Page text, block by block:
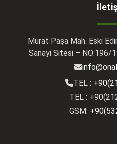
Murat Paşa Mah. Eski
Sanayi Sitesi – NO:196/
TEL :
TEL :
GSM: